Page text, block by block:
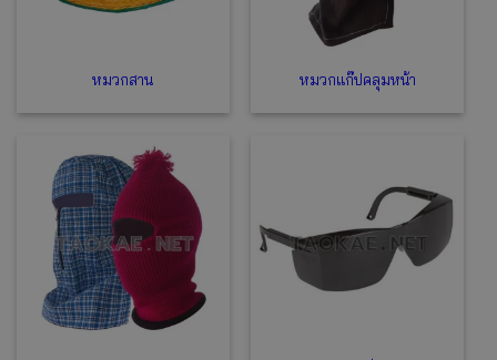
หมวกสาน หมวกแก๊ปคลุมหน้า